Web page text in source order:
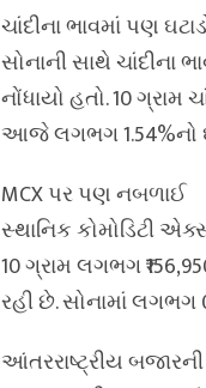
ચાંદીના ભાવમાં પણ
સોનાની સાથે ચાંદીના
નોંધાયો હતો. 10 ગ્રામ
આજે લગભગ 1.54%નો
MCX પર પણ નબળાઈ
સ્થાનિક કોમોડિટી
10 ગ્રામ લગભગ
રહી છે. સોનામાં લગભગ
આંતરરાષ્ટ્રીય